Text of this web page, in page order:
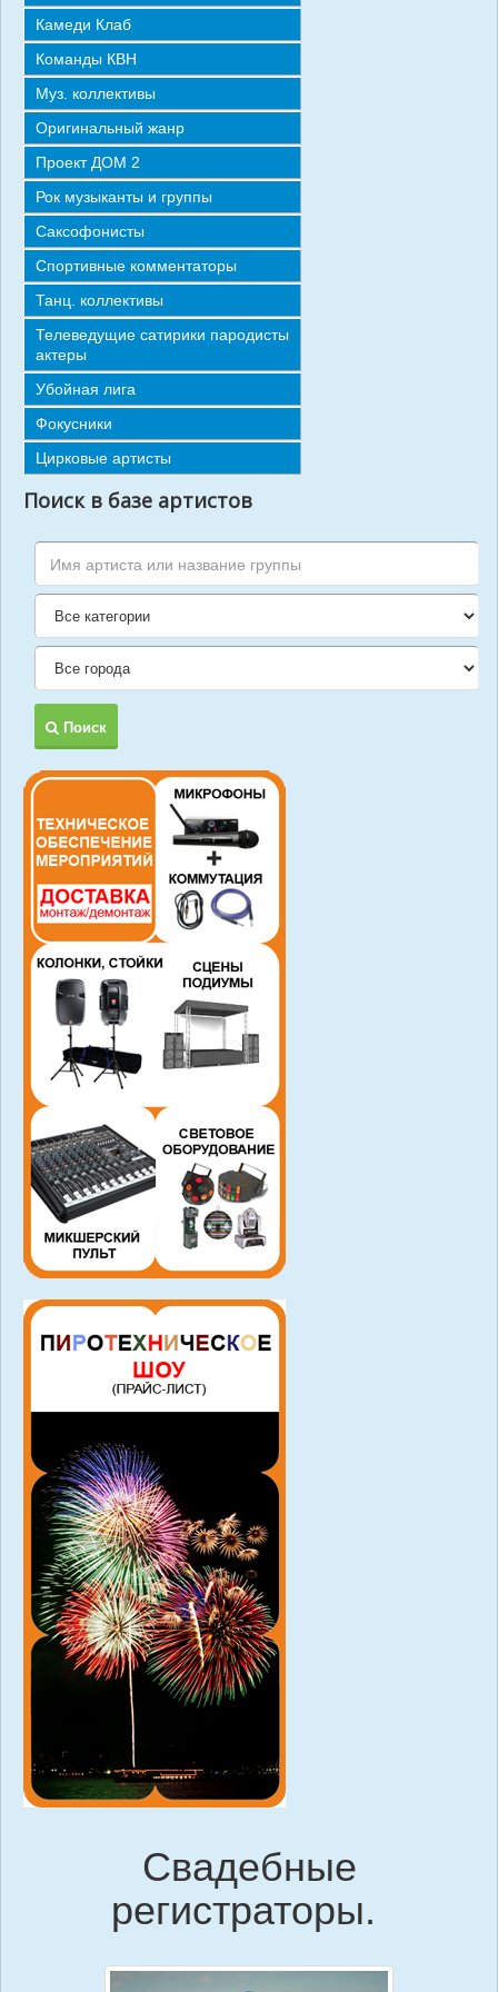
СТАТЬИ
ОТЗЫВЫ
КОНТАКТЫ
Камеди Клаб
Команды КВН
Муз. коллективы
Оригинальный жанр
Проект ДОМ 2
Рок музыканты и группы
Саксофонисты
Спортивные комментаторы
Танц. коллективы
Телеведущие сатирики пародисты
актеры
Убойная лига
Фокусники
Цирковые артисты
Поиск в базе артистов
Поиск
Свадебные
регистраторы.